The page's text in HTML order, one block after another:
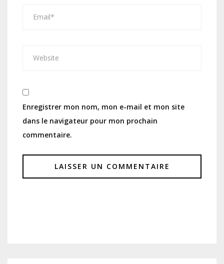
Enregistrer mon nom, mon e-mail et mon site
dans le navigateur pour mon prochain
commentaire.